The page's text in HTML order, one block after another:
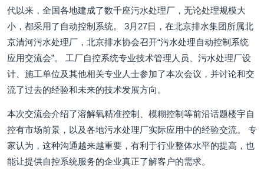
代以来，全国各地建成了数千座污水处理厂，无论处理规模大
小，都采用了自动控制系统。 3月27日，在北京排水集团所属北
京清河污水处理厂，北京排水协会召开“污水处理自动控制系统
应用交流会”。 工厂自控系统专业技术管理人员、污水处理厂设
计、施工单位及其他相关专业人士参加了本次会议，并讨论和交
流了过去的经验和未来的技术发展方向。
本次交流会介绍了溶解氧精准控制、模糊控制等前沿话题楼宇自
控有市场前景，以及各地污水处理厂实际应用中的经验交流。 专
家认为，这种沟通越来越重要，有利于行业整体水平的提高，也
能让提供自控系统服务的企业真正了解客户的需求。